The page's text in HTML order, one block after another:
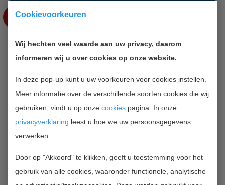
Cookievoorkeuren
Wij hechten veel waarde aan uw privacy, daarom
informeren wij u over cookies op onze website.
In deze pop-up kunt u uw voorkeuren voor cookies instellen.
Meer informatie over de verschillende soorten cookies die wij
gebruiken, vindt u op onze cookies pagina. In onze
privacyverklaring leest u hoe we uw persoonsgegevens
verwerken.
Door op "Akkoord" te klikken, geeft u toestemming voor het
gebruik van alle cookies, waaronder functionele, analytische
OKT
WINT EEN FLEVOLANDSE
ONDERNEMER DE MKB
INNOVATIE TOP 100 IN 2013?
TERUG NAAR OVERZICHT
Contactgegevens
InnoFunding B.V.